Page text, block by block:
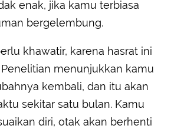
enak, jika kamu terbiasa
bergelembung.
khawatir, karena hasrat ini
menunjukkan kamu
kembali, dan itu akan
sekitar satu bulan. Kamu
diri, otak akan berhenti